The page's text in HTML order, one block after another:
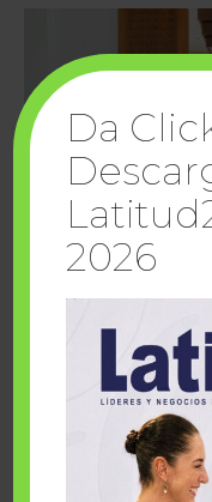
Cuando la
sueños Fairmont
Da
2026